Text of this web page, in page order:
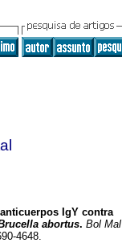
IgY contra
abortus. Bol Mal
4648.